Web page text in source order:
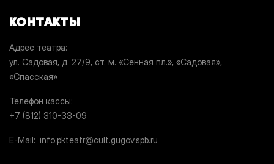
КОНТАКТЫ
Адрес театра
ул. Садовая, д. 27/9, ст. м. «Сенная пл.», «Садовая»,
«Спасская»
Телефон кассы
+7 (812) 310-33-09
E-Mail info.pkteatr@cult.gugov.spb.ru